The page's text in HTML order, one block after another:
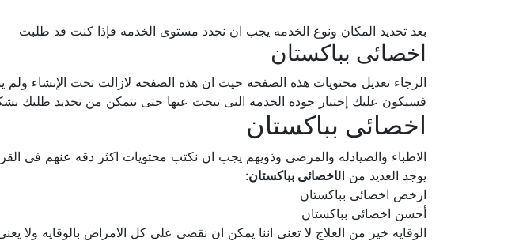
بعد تحديد المكان ونوع الخدمه يجب ان نحدد مستوى الخدمه فإذا كنت قد طلبت
اخصائى بباكستان
الرجاء تعديل محتويات هذه الصفحه حيث ان هذه الصفحه لازالت تحت الإنشاء ولم
فسيكون عليك إختيار جودة الخدمه التى تبحث عنها حتى نتمكن من تحديد طلبك
اخصائى بباكستان
الاطباء والصيادله والمرضى وذويهم يجب ان نكتب محتويات اكثر دقه عنهم فى
يوجد العديد من الاخصائى بباكستان:
ارخص اخصائى بباكستان
أحسن اخصائى بباكستان
الوقايه خير من العلاج لا تعنى اننا يمكن ان نقضى على كل الامراض بالوقايه ولا